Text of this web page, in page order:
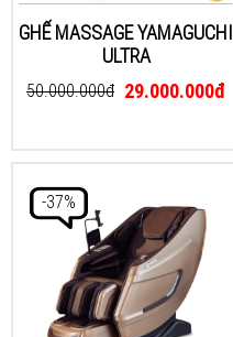
GHẾ MASSAGE YAMAGUCHI
ULTRA
50.000.000đ 29.000.000đ
-37%